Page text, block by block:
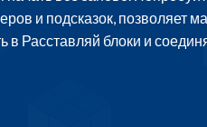
и подсказок, позволяет
Расставляй блоки и